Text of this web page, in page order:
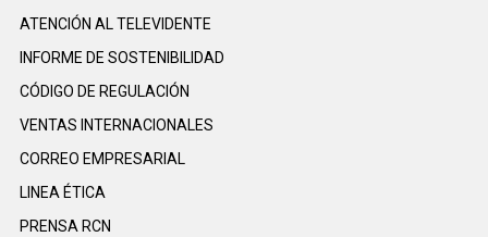
ATENCIÓN AL TELEVIDENTE
INFORME DE SOSTENIBILIDAD
CÓDIGO DE REGULACIÓN
VENTAS INTERNACIONALES
CORREO EMPRESARIAL
LINEA ÉTICA
PRENSA RCN